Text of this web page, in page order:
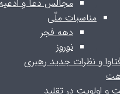
مجالس دعا و
مناسبات ملّی
دهه فجر
نوروز
و نظرات جدید رهبری
و اولویت در تقلید